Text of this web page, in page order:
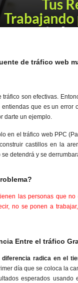
de tráfico web
son efectivas.
que es un error
darte un ejemplo.
en el tráfico web PPC
castillos en la
detendrá y se
las personas que
no se ponen a
Entre el tráfico
diferencia radica en el
día que se coloca la
esperados usando